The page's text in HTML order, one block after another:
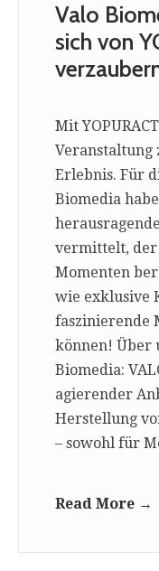
Valo
sich von
Mit
Veranstaltung
Erlebnis. Für
Biomedia
vermittelt, der
Momenten
wie exklusive
faszinierende
können! Über
Biomedia:
agierender
Herstellung
– sowohl für
Read More →